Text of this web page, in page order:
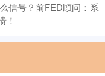
信号？前FED顾问：系
！